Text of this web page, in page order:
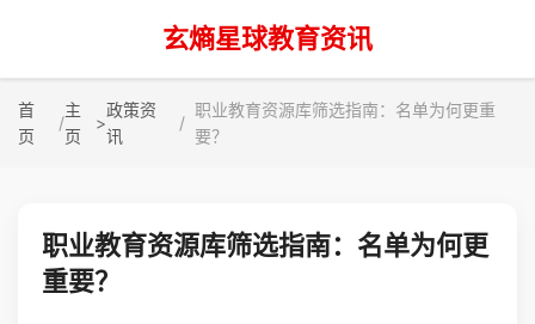
玄熵星球教育资讯
首
页
主
页
>
政策资
讯
职业教育资源库筛选指南：名单为何更重
要？
职业教育资源库筛选指南：名单为何更
重要？